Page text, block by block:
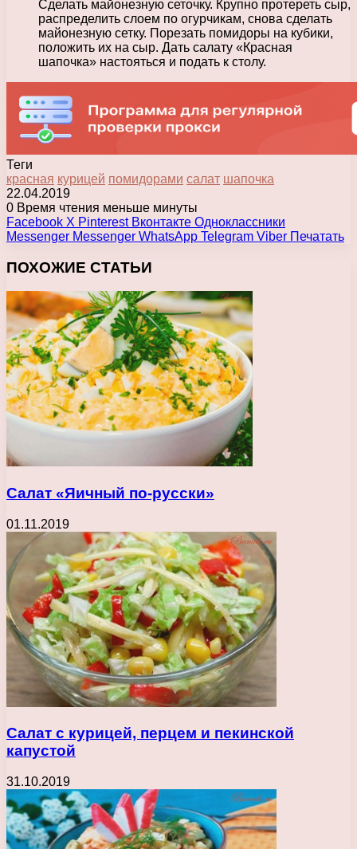
Сделать майонезную сеточку. Крупно протереть сыр,
распределить слоем по огурчикам, снова сделать
майонезную сетку. Порезать помидоры на кубики,
положить их на сыр. Дать салату «Красная
шапочка» настояться и подать к столу.
Теги
красная курицей помидорами салат шапочка
22.04.2019
0 Время чтения меньше минуты
Facebook X Pinterest Вконтакте Одноклассники
Messenger Messenger WhatsApp Telegram Viber Печатать
ПОХОЖИЕ СТАТЬИ
Салат «Яичный по-русски»
01.11.2019
Салат с курицей, перцем и пекинской
капустой
31.10.2019